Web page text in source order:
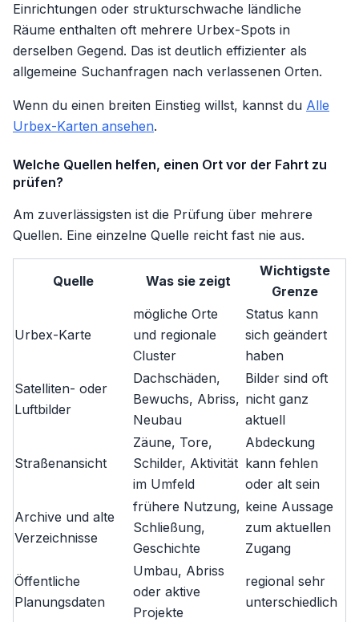
Einrichtungen oder strukturschwache ländliche
Räume enthalten oft mehrere Urbex-Spots in
derselben Gegend. Das ist deutlich effizienter als
allgemeine Suchanfragen nach verlassenen Orten.
Wenn du einen breiten Einstieg willst, kannst du Alle
Urbex-Karten ansehen.
Welche Quellen helfen, einen Ort vor der Fahrt zu
prüfen?
Am zuverlässigsten ist die Prüfung über mehrere
Quellen. Eine einzelne Quelle reicht fast nie aus.
Quelle Was sie zeigt
Wichtigste
Grenze
Urbex-Karte
mögliche Orte
und regionale
Cluster
Status kann
sich geändert
haben
Satelliten- oder
Luftbilder
Dachschäden,
Bewuchs, Abriss,
Neubau
Bilder sind oft
nicht ganz
aktuell
Straßenansicht
Zäune, Tore,
Schilder, Aktivität
im Umfeld
Abdeckung
kann fehlen
oder alt sein
Archive und alte
Verzeichnisse
frühere Nutzung,
Schließung,
Geschichte
keine Aussage
zum aktuellen
Zugang
Öffentliche
Planungsdaten
Umbau, Abriss
oder aktive
Projekte
regional sehr
unterschiedlich